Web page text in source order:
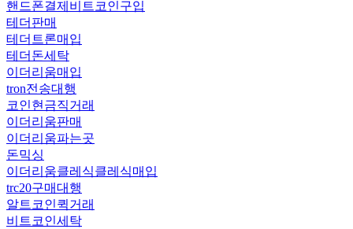
핸드폰결제비트코인구입
테더판매
테더트론매입
테더돈세탁
이더리움매입
tron전송대행
코인현금직거래
이더리움판매
이더리움파는곳
돈믹싱
이더리움클레식클레식매입
trc20구매대행
알트코인퀵거래
비트코인세탁